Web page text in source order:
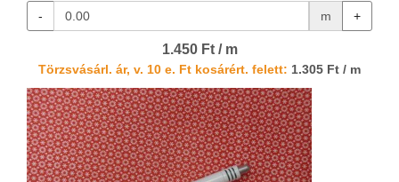
- m +
1.450 Ft / m
Törzsvásárl. ár, v. 10 e. Ft kosárért. felett: 1.305 Ft / m